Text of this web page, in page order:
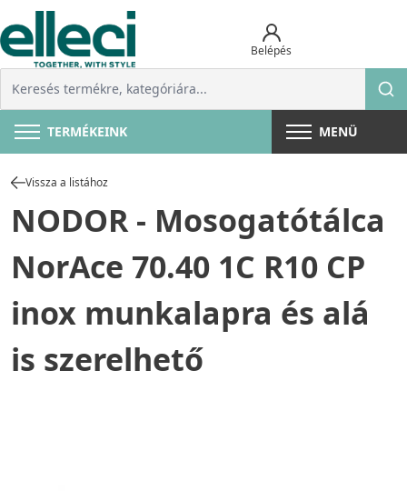
Belépés
TERMÉKEINK MENÜ
Vissza a listához
NODOR - Mosogatótálca
NorAce 70.40 1C R10 CP
inox munkalapra és alá
is szerelhető